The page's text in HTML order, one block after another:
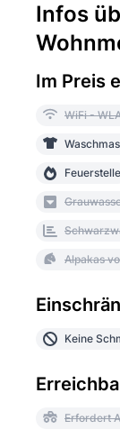
Infos
Im Preis
WiFi -
Feuerstelle
Alpakas
Keine
Erfordert